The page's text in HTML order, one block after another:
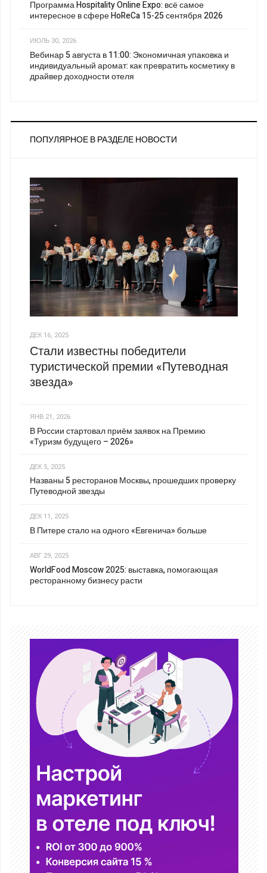
Программа Hospitality Online Expo: всё самое
интересное в сфере HoReCa 15-25 сентября 2026
ИЮЛЬ 30, 2026
Вебинар 5 августа в 11:00: Экономичная упаковка и
индивидуальный аромат: как превратить косметику в
драйвер доходности отеля
ПОПУЛЯРНОЕ В РАЗДЕЛЕ НОВОСТИ
ДЕК 16, 2025
Стали известны победители
туристической премии «Путеводная
звезда»
ЯНВ 21, 2026
В России стартовал приём заявок на Премию
«Туризм будущего – 2026»
ДЕК 5, 2025
Названы 5 ресторанов Москвы, прошедших проверку
Путеводной звезды
ДЕК 11, 2025
В Питере стало на одного «Евгенича» больше
АВГ 29, 2025
WorldFood Moscow 2025: выставка, помогающая
ресторанному бизнесу расти